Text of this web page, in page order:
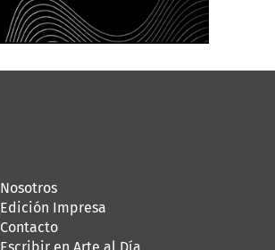
Nosotros
Edición Impresa
Contacto